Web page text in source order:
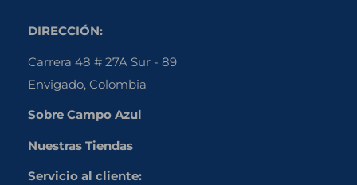
DIRECCIÓN:
Carrera 48 # 27A Sur - 89
Envigado, Colombia
Sobre Campo Azul
Nuestras Tiendas
Servicio al cliente: